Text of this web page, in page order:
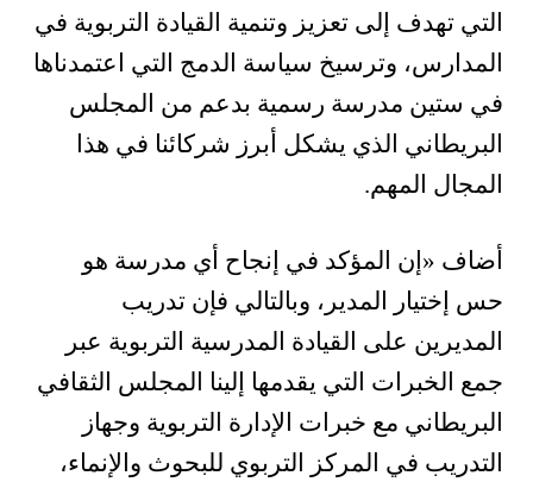
التي تهدف إلى تعزيز وتنمية القيادة التربوية في
المدارس، وترسيخ سياسة الدمج التي اعتمدناها
في ستين مدرسة رسمية بدعم من المجلس
البريطاني الذي يشكل أبرز شركائنا في هذا
المجال المهم.
أضاف «إن المؤكد في إنجاح أي مدرسة هو
حس إختيار المدير، وبالتالي فإن تدريب
المديرين على القيادة المدرسية التربوية عبر
جمع الخبرات التي يقدمها إلينا المجلس الثقافي
البريطاني مع خبرات الإدارة التربوية وجهاز
التدريب في المركز التربوي للبحوث والإنماء،